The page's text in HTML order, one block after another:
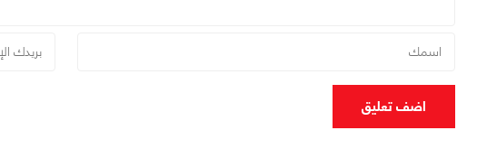
اضف تعليق